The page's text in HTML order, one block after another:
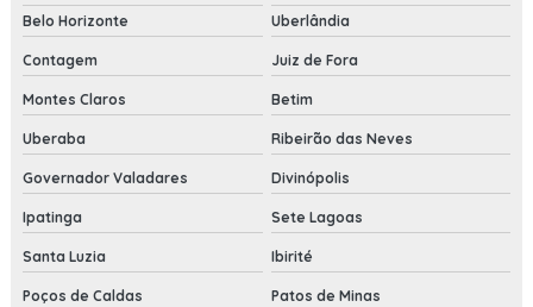
Belo Horizonte
Uberlândia
Contagem Juiz de Fora
Montes Claros Betim
Uberaba Ribeirão das Neves
Governador Valadares Divinópolis
Ipatinga Sete Lagoas
Santa Luzia Ibirité
Poços de Caldas Patos de Minas